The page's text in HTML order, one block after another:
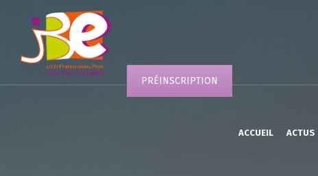
PRÉINSCRIPTION
ACCUEIL ACTUS